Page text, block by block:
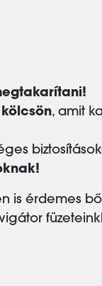
, amit
is érdemes